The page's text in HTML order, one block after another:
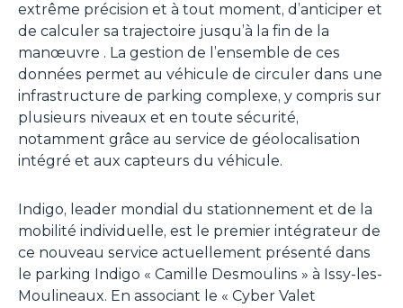
extrême précision et à tout moment, d’anticiper et
de calculer sa trajectoire jusqu’à la fin de la
manœuvre . La gestion de l’ensemble de ces
données permet au véhicule de circuler dans une
infrastructure de parking complexe, y compris sur
plusieurs niveaux et en toute sécurité,
notamment grâce au service de géolocalisation
intégré et aux capteurs du véhicule.
Indigo, leader mondial du stationnement et de la
mobilité individuelle, est le premier intégrateur de
ce nouveau service actuellement présenté dans
le parking Indigo « Camille Desmoulins » à Issy-les-
Moulineaux. En associant le « Cyber Valet